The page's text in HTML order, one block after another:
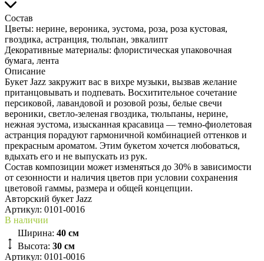
Состав
Цветы: нерине, вероника, эустома, роза, роза кустовая,
гвоздика, астранция, тюльпан, эвкалипт
Декоративные материалы: флористическая упаковочная
бумага, лента
Описание
Букет Jazz закружит вас в вихре музыки, вызвав желание
пританцовывать и подпевать. Восхитительное сочетание
персиковой, лавандовой и розовой розы, белые свечи
вероники, светло-зеленая гвоздика, тюльпаны, нерине,
нежная эустома, изысканная красавица — темно-фиолетовая
астранция порадуют гармоничной комбинацией оттенков и
прекрасным ароматом. Этим букетом хочется любоваться,
вдыхать его и не выпускать из рук.
Состав композиции может изменяться до 30% в зависимости
от сезонности и наличия цветов при условии сохранения
цветовой гаммы, размера и общей концепции.
Авторский букет Jazz
Артикул: 0101-0016
В наличии
Ширина: 40 см
Высота: 30 см
Артикул: 0101-0016